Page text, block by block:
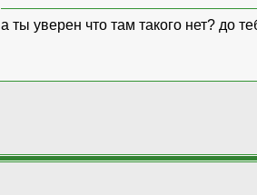
а ты уверен что там такого нет? до